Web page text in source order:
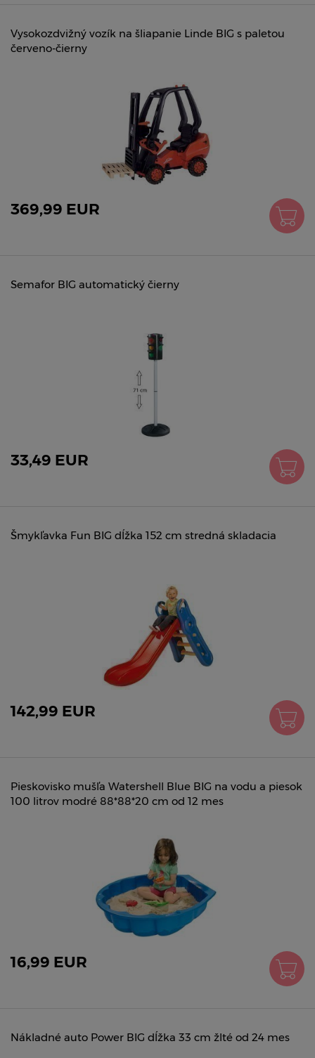
Vysokozdvižný vozík na šliapanie Linde BIG s paletou
červeno-čierny
369,99 EUR
Semafor BIG automatický čierny
33,49 EUR
Šmykľavka Fun BIG dĺžka 152 cm stredná skladacia
142,99 EUR
Pieskovisko mušľa Watershell Blue BIG na vodu a piesok
100 litrov modré 88*88*20 cm od 12 mes
16,99 EUR
Nákladné auto Power BIG dĺžka 33 cm žlté od 24 mes